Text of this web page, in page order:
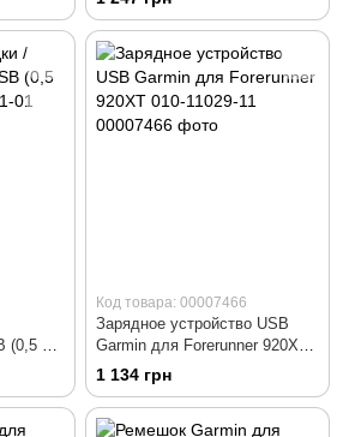
(0,5 м)
Код товара: 00007466
Зарядное устройство USB
Garmin для Forerunner 920XT
010-11029-11
1 134 грн